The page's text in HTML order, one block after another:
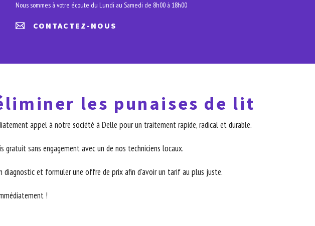
Nous sommes à votre écoute du Lundi au Samedi de 8h00 à 18h00
CONTACTEZ-NOUS
les punaises de lit
appel à notre société à Delle pour un traitement rapide, radical et durable.
sans engagement avec un de nos techniciens locaux.
et formuler une offre de prix afin d'avoir un tarif au plus juste.
!